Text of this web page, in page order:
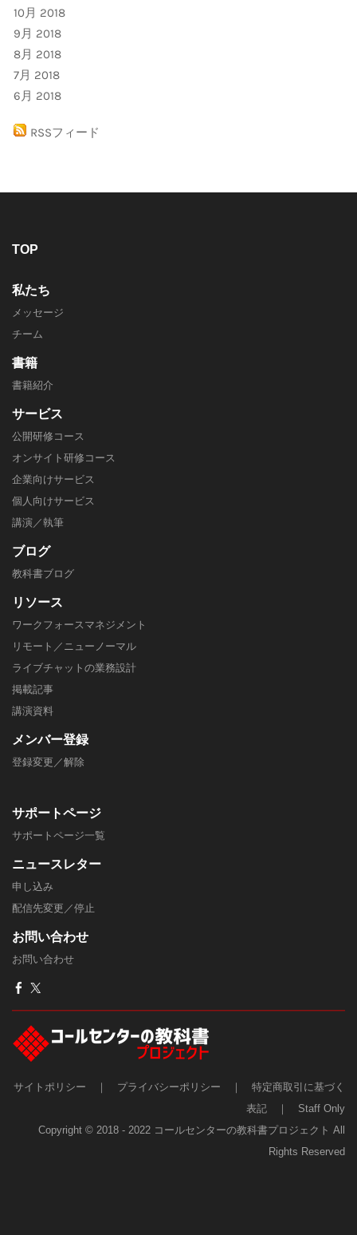
10月 2018
9月 2018
8月 2018
7月 2018
6月 2018
RSSフィード
TOP
私たち
メッセージ
チーム
書籍
書籍紹介
サービス
公開研修コース
オンサイト研修コース
企業向けサービス
個人向けサービス
講演／執筆
ブログ
教科書ブログ
リソース
ワークフォースマネジメント
リモート／ニューノーマル
ライブチャットの業務設計
掲載記事
​講演資料
メンバー登録
登録変更／解除
サポートページ
​サポートページ一覧
ニュースレター
申し込み
配信先変更／停止
​お問い合わせ
お問い合わせ
サイトポリシー ｜ プライバシーポリシー ｜ 特定商取引に基づく
表記 ｜ Staff Only
Copyright © 2018 - 2022 コールセンターの教科書プロジェクト All
Rights Reserved​